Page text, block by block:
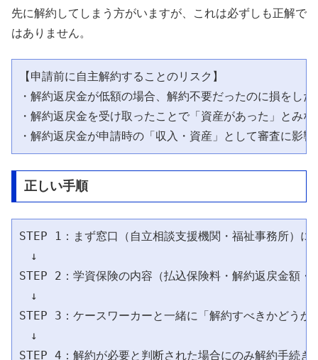
先に解約してしまう方がいますが、これは必ずしも正解で
はありません。
【申請前に自主解約することのリスク】
・解約返戻金が低額の場合、解約不要だったのに損をした
・解約返戻金を受け取ったことで「資産があった」とみな
正しい手順
STEP 1：まず窓口（自立相談支援機関・福祉事務所）に
↓
STEP 2：学資保険の内容（払込保険料・解約返戻金額・
↓
STEP 3：ケースワーカーと一緒に「解約すべきかどうか
↓